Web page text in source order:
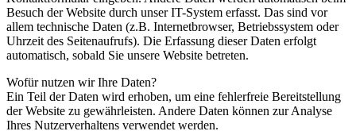
Besuch der Website durch unser IT-System erfasst. Das sind vor
allem technische Daten (z.B. Internetbrowser, Betriebssystem oder
Uhrzeit des Seitenaufrufs). Die Erfassung dieser Daten erfolgt
automatisch, sobald Sie unsere Website betreten.
Wofür nutzen wir Ihre Daten?
Ein Teil der Daten wird erhoben, um eine fehlerfreie Bereitstellung
der Website zu gewährleisten. Andere Daten können zur Analyse
Ihres Nutzerverhaltens verwendet werden.